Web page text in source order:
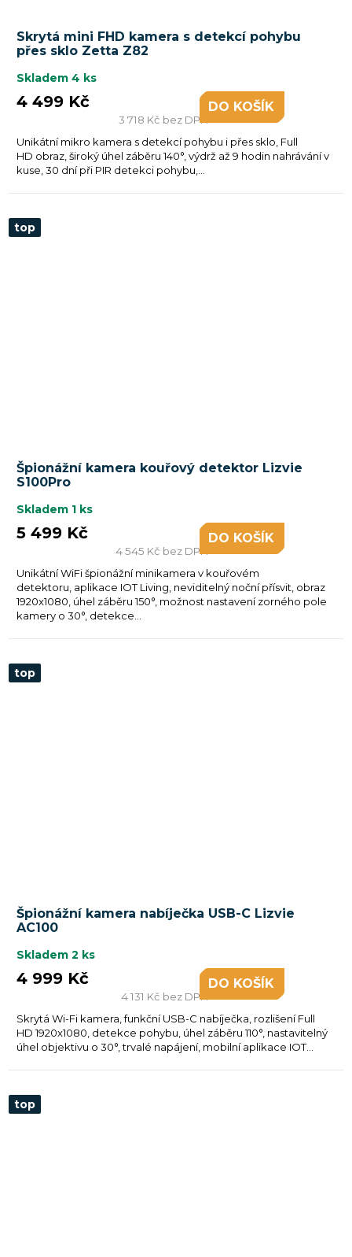
Skrytá mini FHD kamera s detekcí pohybu
přes sklo Zetta Z82
Skladem 4 ks
3 718 Kč bez DPH
4 499 Kč DO KOŠÍKU
Unikátní mikro kamera s detekcí pohybu i přes sklo, Full
HD obraz, široký úhel záběru 140°, výdrž až 9 hodin nahrávání v
kuse, 30 dní při PIR detekci pohybu,...
top
Špionážní kamera kouřový detektor Lizvie
S100Pro
Skladem 1 ks
4 545 Kč bez DPH
5 499 Kč DO KOŠÍKU
Unikátní WiFi špionážní minikamera v kouřovém
detektoru, aplikace IOT Living, neviditelný noční přísvit, obraz
1920x1080, úhel záběru 150°, možnost nastavení zorného pole
kamery o 30°, detekce...
top
Špionážní kamera nabíječka USB-C Lizvie
AC100
Skladem 2 ks
4 131 Kč bez DPH
4 999 Kč DO KOŠÍKU
Skrytá Wi-Fi kamera, funkční USB-C nabíječka, rozlišení Full
HD 1920x1080, detekce pohybu, úhel záběru 110°, nastavitelný
úhel objektivu o 30°, trvalé napájení, mobilní aplikace IOT...
top